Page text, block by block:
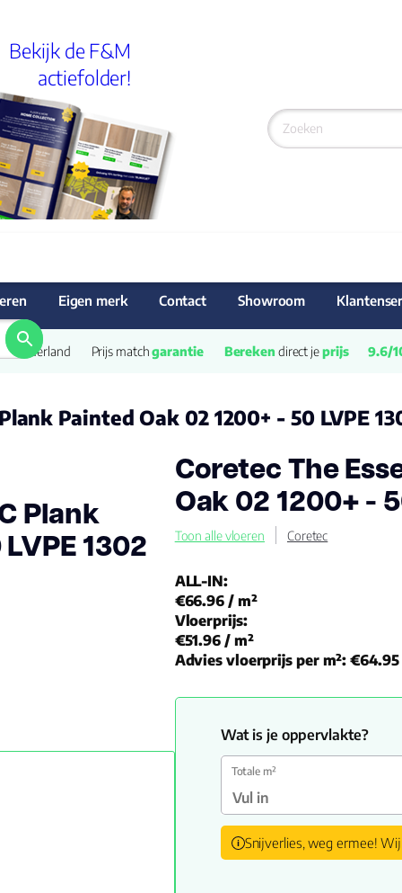
Bekijk de F&M
actiefolder!
Eigen merk Contact Showroom
Nederland Prijs match garantie Bereken direct je prijs 9.6/
Painted Oak 02 1200+ - 50 LVPE
Plank
1302
Coretec The
Oak 02 1200+ -
Toon alle vloeren Coretec
ALL-IN:
€66.96 / m²
Vloerprijs:
€51.96 / m²
Advies vloerprijs per m²: €64.95
Wat is je oppervlakte?
Totale m²
Snijverlies, weg ermee!